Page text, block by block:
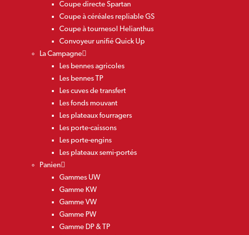
Coupe directe Spartan
Coupe à céréales repliable GS
Coupe à tournesol Helianthus
Convoyeur unifié Quick Up
La Campagne
Les bennes agricoles
Les bennes TP
Les cuves de transfert
Les fonds mouvant
Les plateaux fourragers
Les porte-caissons
Les porte-engins
Les plateaux semi-portés
Panien
Gammes UW
Gamme KW
Gamme VW
Gamme PW
Gamme DP & TP